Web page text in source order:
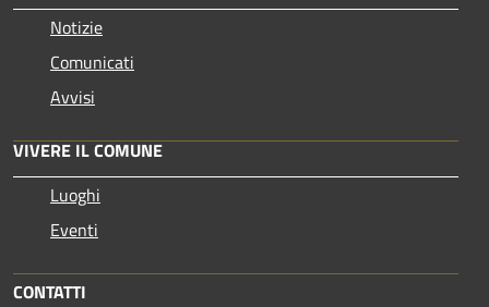
Notizie
Comunicati
Avvisi
VIVERE IL COMUNE
Luoghi
Eventi
CONTATTI